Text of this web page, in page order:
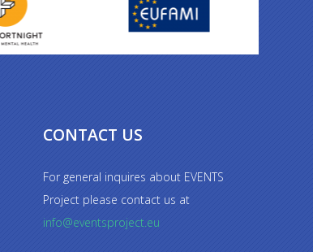
CONTACT US
For general inquires about EVENTS
Project please contact us at
info@eventsproject.eu